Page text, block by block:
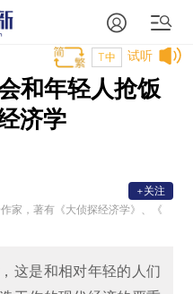
试听
T中
和年轻人抢饭
济学
家，著有《大侦探经济学》、《
+关注
这是和相对年轻的人们